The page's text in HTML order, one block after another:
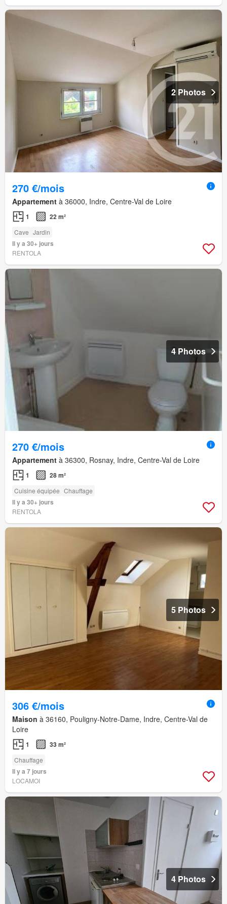
2 Photos
270 €/mois
Appartement à 36000, Indre, Centre-Val de Loire
1 22 m²
Cave Jardin
Il y a 30+ jours
RENTOLA
4 Photos
270 €/mois
Appartement à 36300, Rosnay, Indre, Centre-Val de Loire
1 28 m²
Cuisine équipée Chauffage
Il y a 30+ jours
RENTOLA
5 Photos
306 €/mois
Maison à 36160, Pouligny-Notre-Dame, Indre, Centre-Val de
Loire
1 33 m²
Chauffage
Il y a 7 jours
LOCAMOI
4 Photos